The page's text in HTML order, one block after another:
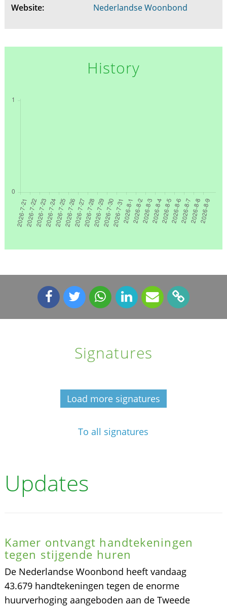
Website: Nederlandse Woonbond
History
Signatures
Load more signatures
To all signatures
Updates
Kamer ontvangt handtekeningen
tegen stijgende huren
De Nederlandse Woonbond heeft vandaag
43.679 handtekeningen tegen de enorme
huurverhoging aangeboden aan de Tweede